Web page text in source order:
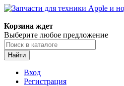
Корзина ждет
Выберите любое предложение
Найти
Вход
Регистрация